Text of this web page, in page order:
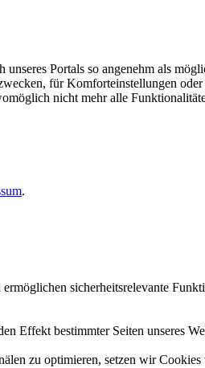
Portals so angenehm als
für Komforteinstellungen
nicht mehr alle
.
sicherheitsrelevante
Effekt bestimmter Seiten unseres
zu optimieren, setzen wir